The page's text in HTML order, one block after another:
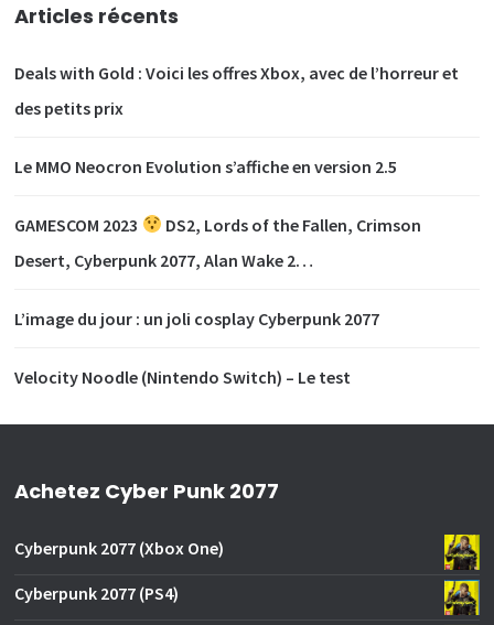
Articles récents
Deals with Gold : Voici les offres Xbox, avec de l’horreur et
des petits prix
Le MMO Neocron Evolution s’affiche en version 2.5
GAMESCOM 2023
DS2, Lords of the Fallen, Crimson
Desert, Cyberpunk 2077, Alan Wake 2…
L’image du jour : un joli cosplay Cyberpunk 2077
Velocity Noodle (Nintendo Switch) – Le test
Achetez Cyber Punk 2077
Cyberpunk 2077 (Xbox One)
Cyberpunk 2077 (PS4)